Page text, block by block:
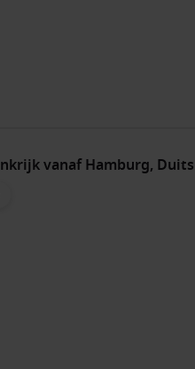
vanaf Hamburg,